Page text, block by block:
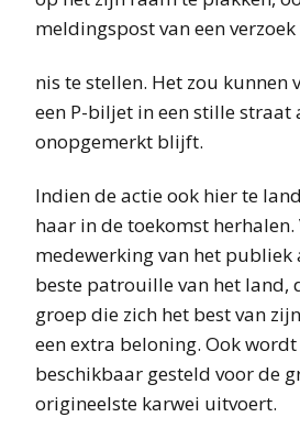
meldingspost van een
nis te stellen. Het zou kunnen
een P-biljet in een stille straat
onopgemerkt blijft.
Indien de actie ook hier te
haar in de toekomst herhalen.
medewerking van het publiek
beste patrouille van het land,
groep die zich het best van
een extra beloning. Ook
beschikbaar gesteld voor de
origineelste karwei uitvoert.